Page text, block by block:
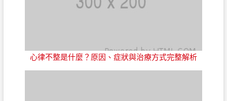
心律不整是什麼？原因、症狀與治療方式完整解析